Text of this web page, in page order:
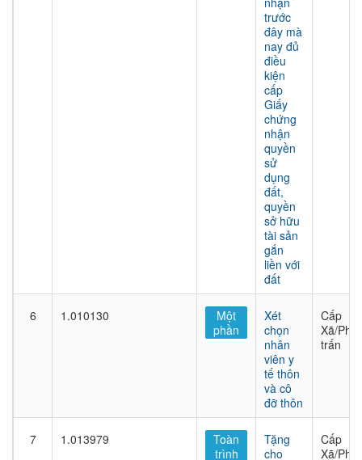
trước
đây mà
nay đủ
điều
kiện
cấp
Giấy
chứng
nhận
quyền
sử
dụng
đất,
quyền
sở hữu
tài sản
gắn
liền với
đất
6 1.010130
Một
phần
Xét
chọn
nhân
viên y
tế thôn
và cô
đỡ thôn
Cấp
Xã/
trấn
7 1.013979
Toàn
trình
Tặng
cho
Cấp
Xã/